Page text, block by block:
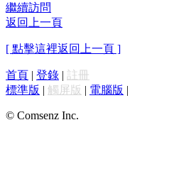
繼續訪問
返回上一頁
[ 點擊這裡返回上一頁 ]
首頁 | 登錄 | 註冊
標準版 | 觸屏版 | 電腦版 |
© Comsenz Inc.